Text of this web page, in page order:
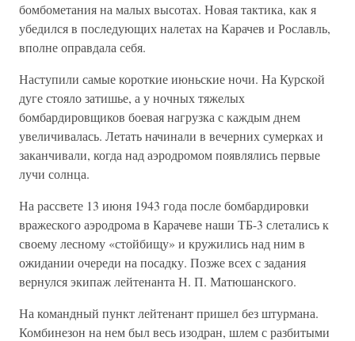
бомбометания на малых высотах. Новая тактика, как я
убедился в последующих налетах на Карачев и Рославль,
вполне оправдала себя.
Наступили самые короткие июньские ночи. На Курской
дуге стояло затишье, а у ночных тяжелых
бомбардировщиков боевая нагрузка с каждым днем
увеличивалась. Летать начинали в вечерних сумерках и
заканчивали, когда над аэродромом появлялись первые
лучи солнца.
На рассвете 13 июня 1943 года после бомбардировки
вражеского аэродрома в Карачеве наши ТБ-3 слетались к
своему лесному «стойбищу» и кружились над ним в
ожидании очереди на посадку. Позже всех с задания
вернулся экипаж лейтенанта Н. П. Матюшанского.
На командный пункт лейтенант пришел без штурмана.
Комбинезон на нем был весь изодран, шлем с разбитыми